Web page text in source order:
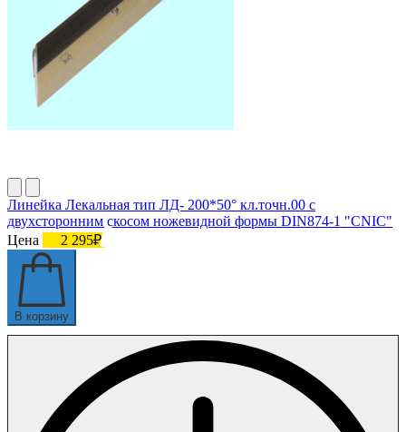
Линейка Лекальная тип ЛД- 200*50° кл.точн.00 с
двухсторонним скосом ножевидной формы DIN874-1 "CNIC"
Цена
2 295₽
В корзину